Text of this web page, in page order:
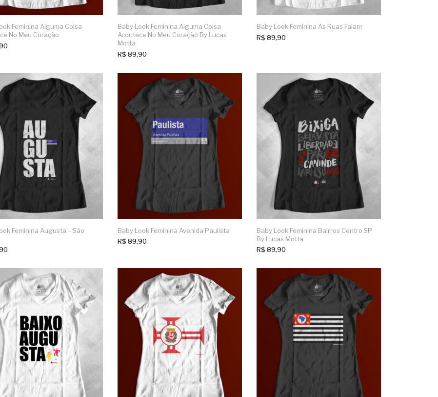
Feminina Alguma Coisa
No Meu Coração
Baby Look Feminina Alguma Coisa
Acontece No Meu Coração By Lucas
Motta
R$ 89,90
Baby Look Feminina As Ruas Falam
R$ 89,90
Feminina Augusta – São
Baby Look Feminina Avenida Paulista
R$ 89,90
Baby Look Feminina Bairros Centro SP
By Lucas Motta
R$ 89,90